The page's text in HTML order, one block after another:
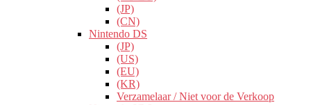
(JP)
(CN)
Nintendo DS
(JP)
(US)
(EU)
(KR)
Verzamelaar / Niet voor de Verkoop